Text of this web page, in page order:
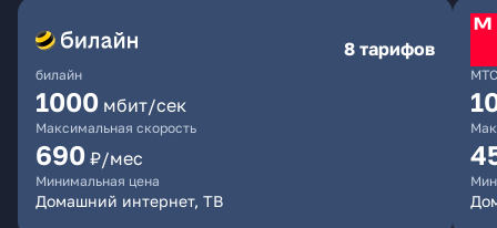
билайн
8 тарифов
1000 мбит/сек
Максимальная скорость
690 ₽/мес
Минимальная цена
Домашний интернет, ТВ
МТС